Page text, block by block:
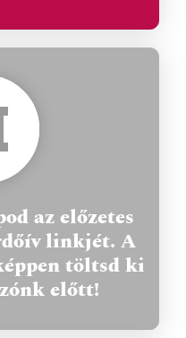
az előzetes
linkjét. A
töltsd ki
előtt!